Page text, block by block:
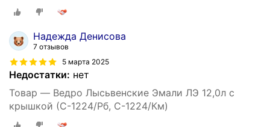
Надежда Денисова
7 отзывов
5 марта 2025
Недостатки: нет
Товар — Ведро Лысьвенские Эмали ЛЭ 12,0л с
крышкой (С-1224/Рб, С-1224/Км)